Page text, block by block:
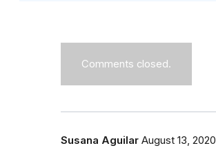
Comments closed.
Susana Aguilar August 13, 2020